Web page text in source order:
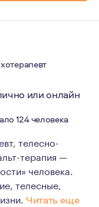
или онлайн
124 человека
телесно-
терапия —
человека.
телесные,
Читать еще